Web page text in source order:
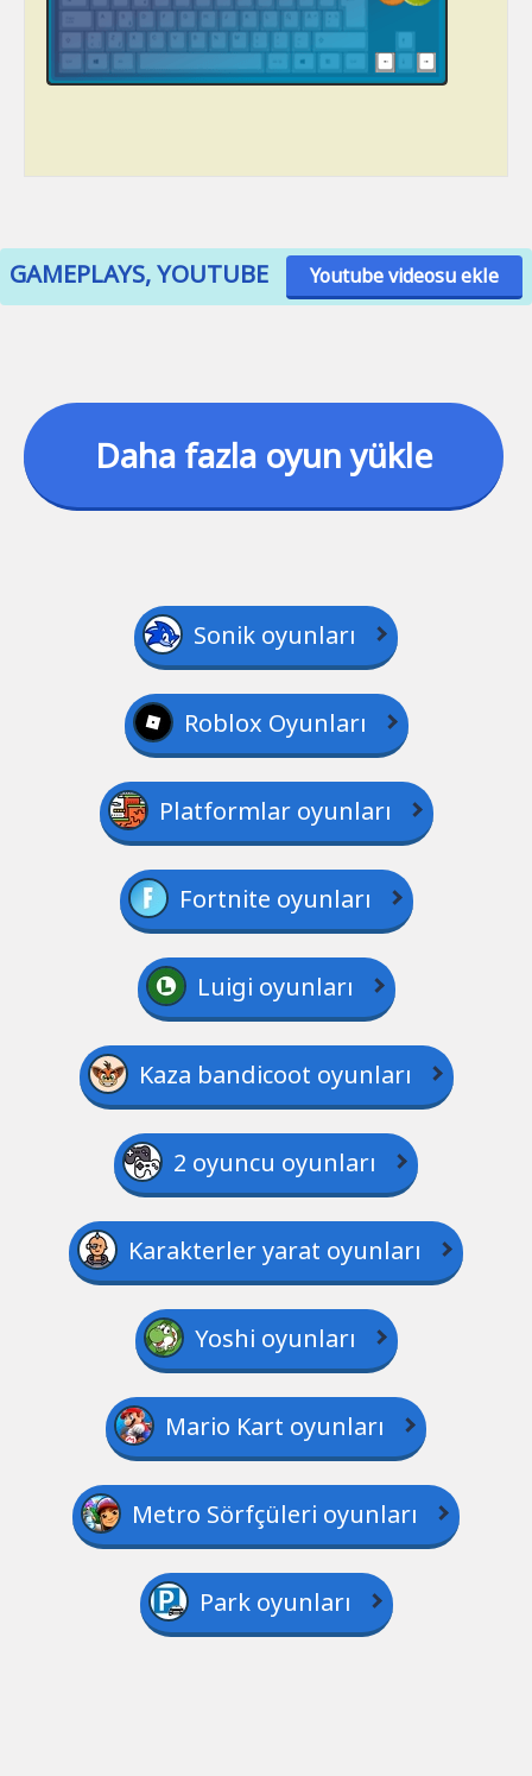
GAMEPLAYS, YOUTUBE Youtube videosu ekle
Daha fazla oyun yükle
Sonik oyunları
Roblox Oyunları
Platformlar oyunları
Fortnite oyunları
Luigi oyunları
Kaza bandicoot oyunları
2 oyuncu oyunları
Karakterler yarat oyunları
Yoshi oyunları
Mario Kart oyunları
Metro Sörfçüleri oyunları
Park oyunları